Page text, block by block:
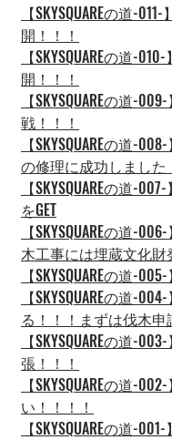
【SKYSQUAREの道-
開！！！
【SKYSQUAREの道-
開！！！
【SKYSQUAREの道-
戦！！！
【SKYSQUAREの道-
の修理に成功しました
【SKYSQUAREの道-
をGET
【SKYSQUAREの道-
木工事には埋蔵文化財
【SKYSQUAREの道-
【SKYSQUAREの道-
る！！！まずは伐木
【SKYSQUAREの道-
張！！！
【SKYSQUAREの道-
い！！！！
【SKYSQUAREの道-